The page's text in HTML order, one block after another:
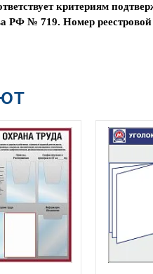
критериям
РФ № 719. Номер реестровой